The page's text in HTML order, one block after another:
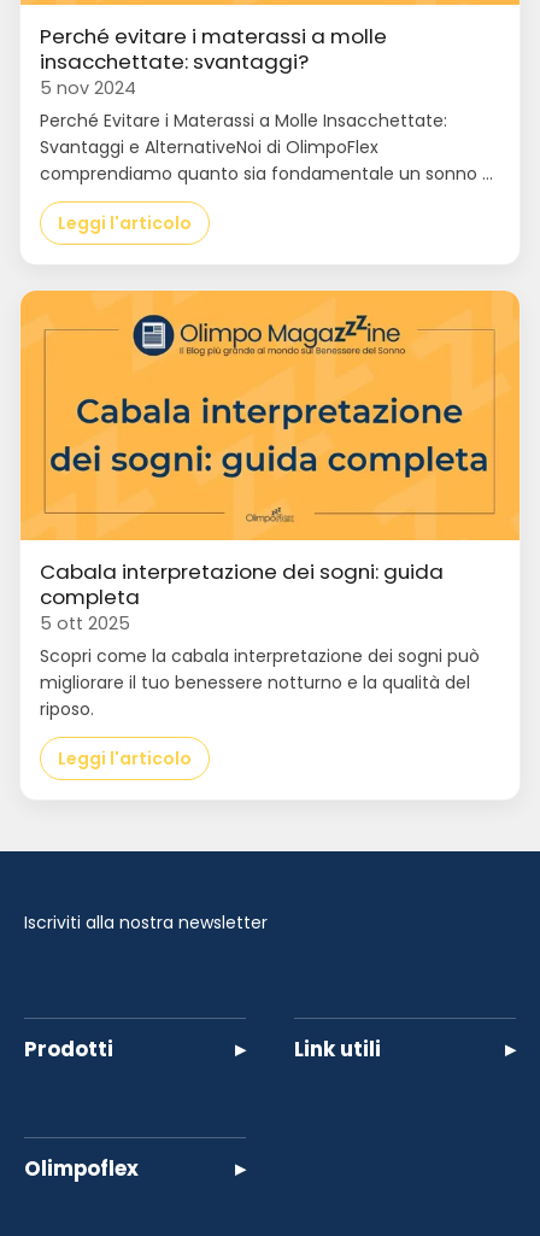
Perché evitare i materassi a molle
insacchettate: svantaggi?
5 nov 2024
Perché Evitare i Materassi a Molle Insacchettate:
Svantaggi e AlternativeNoi di OlimpoFlex
comprendiamo quanto sia fondamentale un sonno ...
Leggi l'articolo
Cabala interpretazione dei sogni: guida
completa
5 ott 2025
Scopri come la cabala interpretazione dei sogni può
migliorare il tuo benessere notturno e la qualità del
riposo.
Leggi l'articolo
Iscriviti alla nostra newsletter
Prodotti ▸ Link utili ▸
Olimpoflex ▸